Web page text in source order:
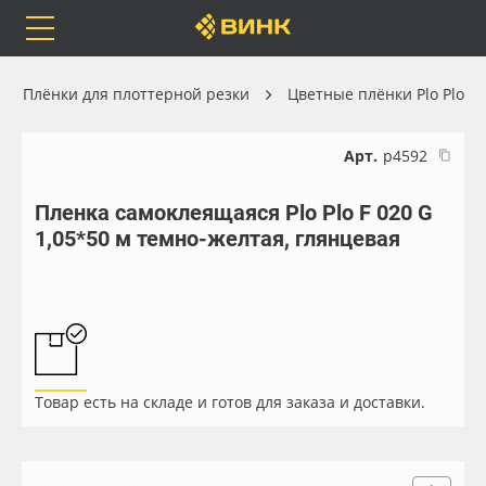
Каталог
Бренды
Доставка
Весь каталог
Самоклеящиеся плёнки
Листовые материалы
Плёнки для плоттерной резки Цветные плёнки Plo Plo
Арт. р4592
Пленка самоклеящаяся Plo Plo F 020 G
1,05*50 м темно-желтая, глянцевая
Товар есть на складе и готов для заказа и доставки.